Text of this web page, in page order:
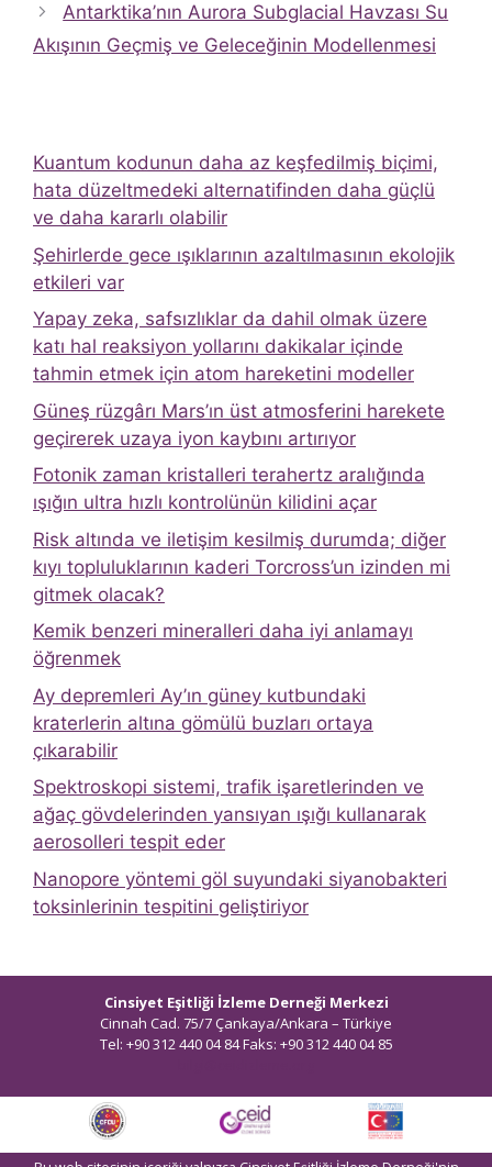
Antarktika’nın Aurora Subglacial Havzası Su
Akışının Geçmiş ve Geleceğinin Modellenmesi
Kuantum kodunun daha az keşfedilmiş biçimi,
hata düzeltmedeki alternatifinden daha güçlü
ve daha kararlı olabilir
Şehirlerde gece ışıklarının azaltılmasının ekolojik
etkileri var
Yapay zeka, safsızlıklar da dahil olmak üzere
katı hal reaksiyon yollarını dakikalar içinde
tahmin etmek için atom hareketini modeller
Güneş rüzgârı Mars’ın üst atmosferini harekete
geçirerek uzaya iyon kaybını artırıyor
Fotonik zaman kristalleri terahertz aralığında
ışığın ultra hızlı kontrolünün kilidini açar
Risk altında ve iletişim kesilmiş durumda; diğer
kıyı topluluklarının kaderi Torcross’un izinden mi
gitmek olacak?
Kemik benzeri mineralleri daha iyi anlamayı
öğrenmek
Ay depremleri Ay’ın güney kutbundaki
kraterlerin altına gömülü buzları ortaya
çıkarabilir
Spektroskopi sistemi, trafik işaretlerinden ve
ağaç gövdelerinden yansıyan ışığı kullanarak
aerosolleri tespit eder
Nanopore yöntemi göl suyundaki siyanobakteri
toksinlerinin tespitini geliştiriyor
Cinsiyet Eşitliği İzleme Derneği Merkezi
Cinnah Cad. 75/7 Çankaya/Ankara – Türkiye
Tel: +90 312 440 04 84 Faks: +90 312 440 04 85